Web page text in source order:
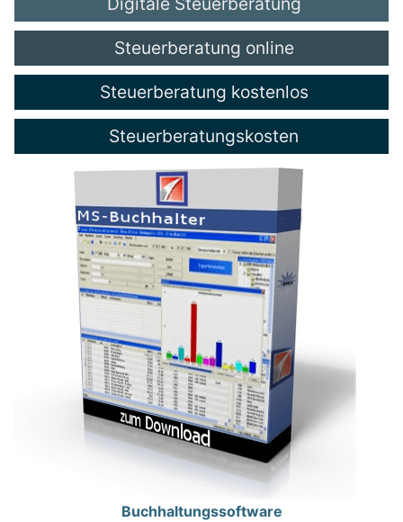
Steuerberatung online
Steuerberatung kostenlos
Steuerberatungskosten
Buchhaltungssoftware